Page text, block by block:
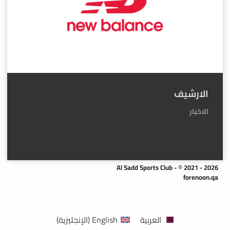
الارشيف
الاخبار
Al Sadd Sports Club - © 2021 - 2026
forenoon.qa
العربية English
(الإنجليزية)